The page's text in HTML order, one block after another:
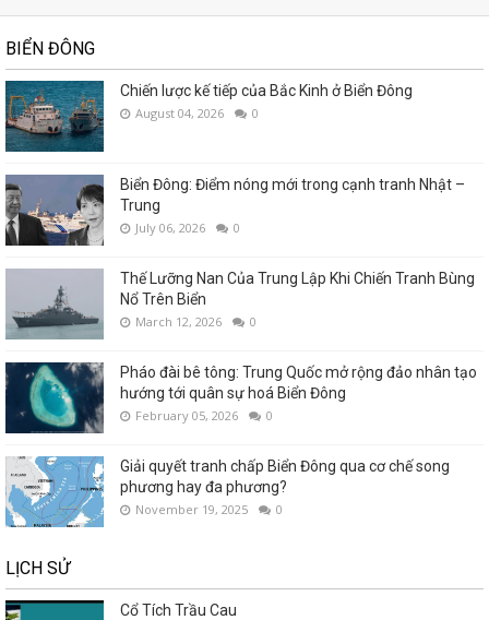
BIỂN ĐÔNG
Chiến lược kế tiếp của Bắc Kinh ở Biển Đông
August 04, 2026 0
Biển Đông: Điểm nóng mới trong cạnh tranh Nhật –
Trung
July 06, 2026 0
Thế Lưỡng Nan Của Trung Lập Khi Chiến Tranh Bùng
Nổ Trên Biển
March 12, 2026 0
Pháo đài bê tông: Trung Quốc mở rộng đảo nhân tạo
hướng tới quân sự hoá Biển Đông
February 05, 2026 0
Giải quyết tranh chấp Biển Đông qua cơ chế song
phương hay đa phương?
November 19, 2025 0
LỊCH SỬ
Cổ Tích Trầu Cau